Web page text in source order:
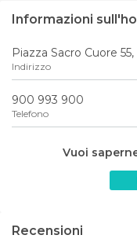
Informazioni
Piazza Sacro Cuore
Indirizzo
900 993 900
Telefono
Vuoi
Recensioni